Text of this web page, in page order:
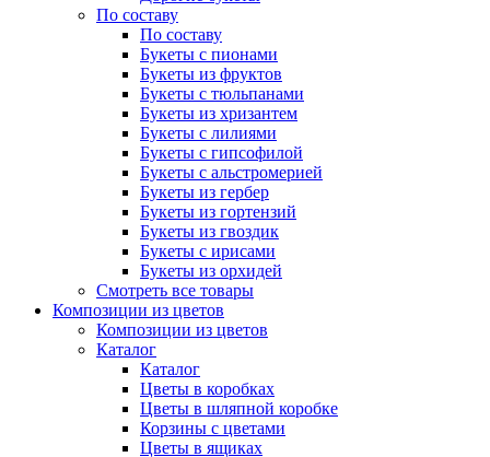
По составу
По составу
Букеты с пионами
Букеты из фруктов
Букеты с тюльпанами
Букеты из хризантем
Букеты с лилиями
Букеты с гипсофилой
Букеты с альстромерией
Букеты из гербер
Букеты из гортензий
Букеты из гвоздик
Букеты с ирисами
Букеты из орхидей
Смотреть все товары
Композиции из цветов
Композиции из цветов
Каталог
Каталог
Цветы в коробках
Цветы в шляпной коробке
Корзины с цветами
Цветы в ящиках